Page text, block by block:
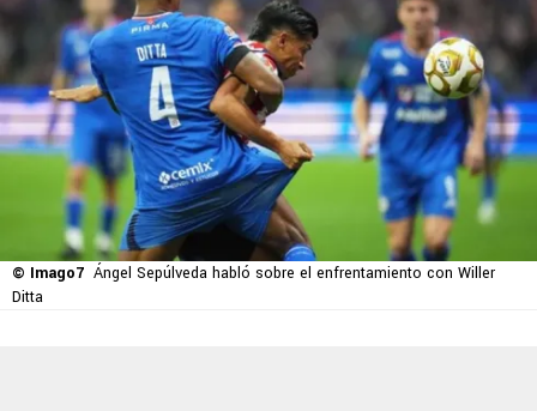
© Imago7 Ángel Sepúlveda habló sobre el enfrentamiento con Willer
Ditta